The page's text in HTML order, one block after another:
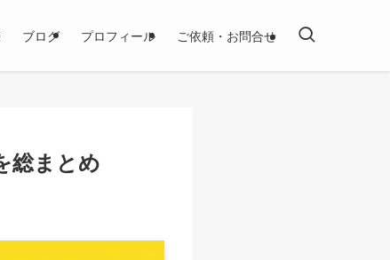
ブログ プロフィール ご依頼・お問合せ
総まとめ